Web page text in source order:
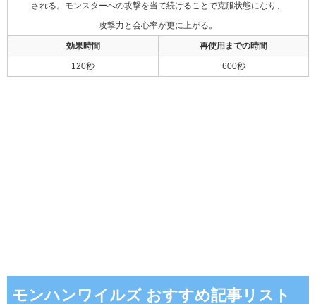
される。モンスターへの攻撃を当て続けることで克服状態になり、
攻撃力と会心率が更に上がる。
効果時間 再使用までの時間
120秒 600秒
モンハンワイルズ おすすめ記事リスト